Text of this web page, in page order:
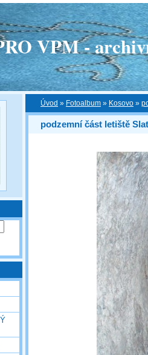
VPM -
Úvod » Fotoalbum » Kosovo »
podzemní část letiště